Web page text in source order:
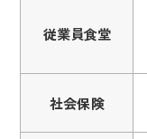
従業員食堂
社会保険